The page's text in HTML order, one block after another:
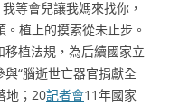
等會兒讓我媽來找你，
植上的摸索從未止步。
植法規，為后續國家立
“腦逝世亡器官捐獻全
地；20記者會11年國家